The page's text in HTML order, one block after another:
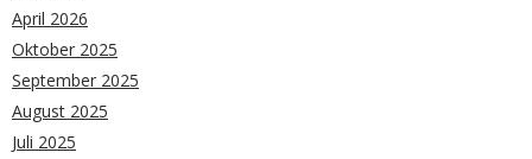
April 2026
Oktober 2025
September 2025
August 2025
Juli 2025